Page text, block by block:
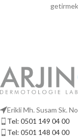
Erikli Mh. Susam Sk.
Tel: 0501 149 04 00
Tel: 0501 148 04 00